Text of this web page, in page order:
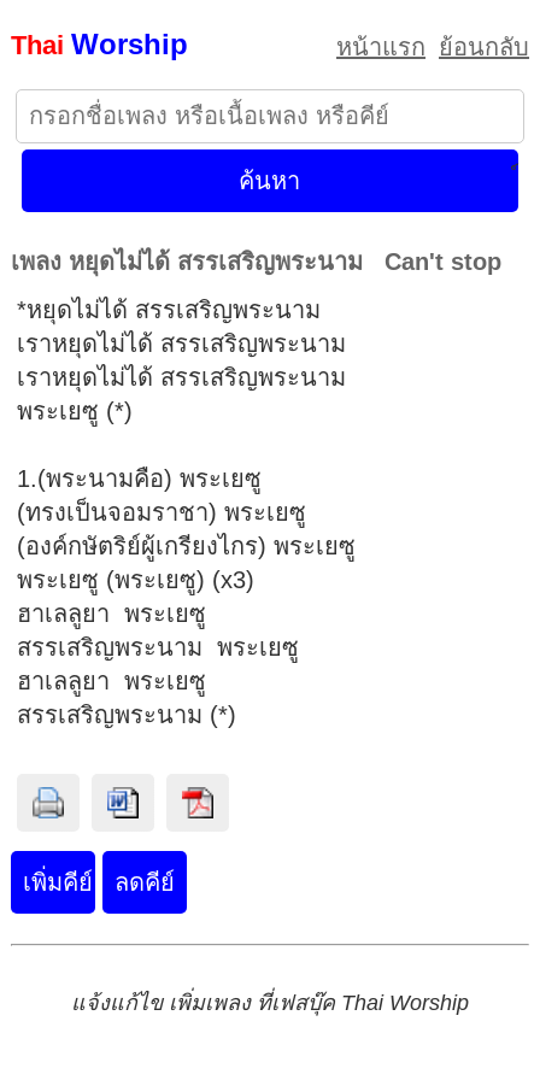
Thai Worship หน้าแรก ย้อนกลับ
เพลง หยุดไม่ได้ สรรเสริญพระนาม Can't stop
*หยุดไม่ได้ สรรเสริญพระนาม
เราหยุดไม่ได้ สรรเสริญพระนาม
เราหยุดไม่ได้ สรรเสริญพระนาม
พระเยซู (*)
1.(พระนามคือ) พระเยซู
(ทรงเป็นจอมราชา) พระเยซู
(องค์กษัตริย์ผู้เกรียงไกร) พระเยซู
พระเยซู (พระเยซู) (x3)
ฮาเลลูยา พระเยซู
สรรเสริญพระนาม พระเยซู
ฮาเลลูยา พระเยซู
สรรเสริญพระนาม (*)
แจ้งแก้ไข เพิ่มเพลง ที่เฟสบุ๊ค Thai Worship